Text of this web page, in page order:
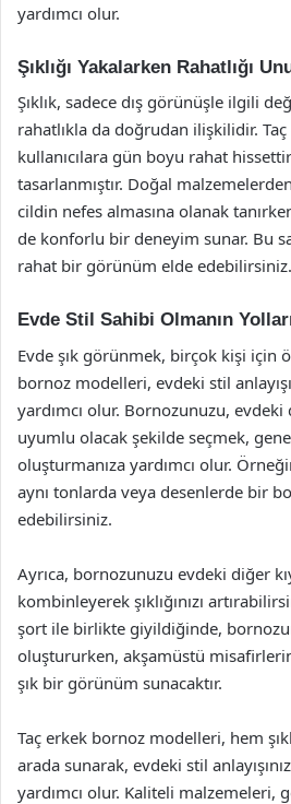
yardımcı olur.
Şıklığı Yakalarken Rahatlığı
Şıklık, sadece dış görünüşle ilgili
rahatlıkla da doğrudan ilişkilidir.
kullanıcılara gün boyu rahat
tasarlanmıştır. Doğal
cildin nefes almasına olanak
de konforlu bir deneyim sunar. Bu
rahat bir görünüm elde edebilirsiniz.
Evde Stil Sahibi Olmanın
Evde şık görünmek, birçok kişi için
bornoz modelleri, evdeki stil
yardımcı olur. Bornozunuzu,
uyumlu olacak şekilde seçmek,
oluşturmanıza yardımcı olur.
aynı tonlarda veya desenlerde bir
edebilirsiniz.
Ayrıca, bornozunuzu evdeki diğer
kombinleyerek şıklığınızı
şort ile birlikte giyildiğinde,
oluştururken, akşamüstü
şık bir görünüm sunacaktır.
Taç erkek bornoz modelleri, hem
arada sunarak, evdeki stil
yardımcı olur. Kaliteli malzemeleri,